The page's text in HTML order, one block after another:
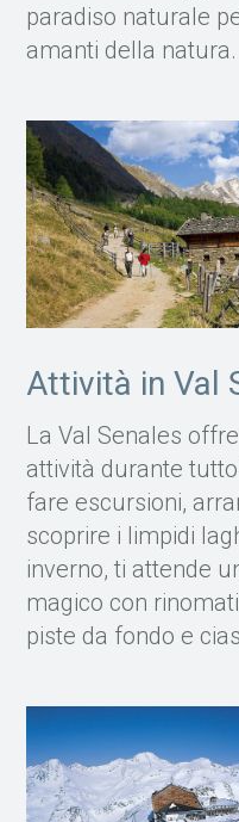
paradiso naturale
amanti della natura.
Attività in Val
La Val Senales
attività durante
fare escursioni,
scoprire i limpidi
inverno, ti attende
magico con
piste da fondo e